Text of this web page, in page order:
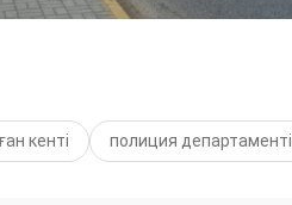
кенті полиция департаменті